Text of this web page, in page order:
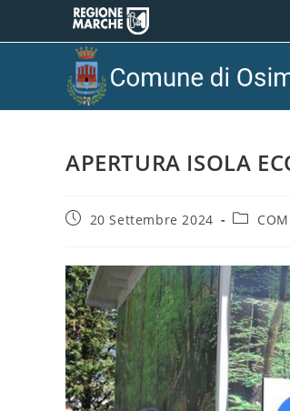
APERTURA ISOLA
20 Settembre 2024